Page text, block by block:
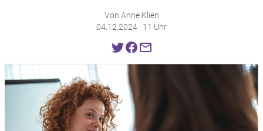
Von Anne Klien
04.12.2024 · 11 Uhr